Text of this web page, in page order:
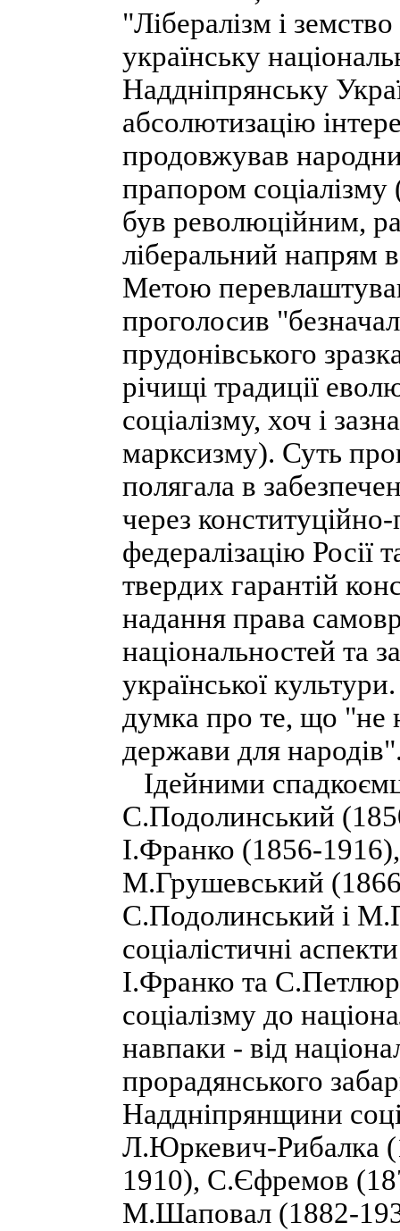
"Лібералізм і
українську
Наддніпрянську
абсолютизацію
продовжував
прапором
був революційним,
ліберальний напрям
Метою
проголосив
прудонівського
річищі традиції
соціалізму, хоч і
марксизму). Суть
полягала в
через
федералізацію
твердих гарантій
надання права
національностей та
української
думка про те, що "не
держави для
Ідейними
С.Подолинський
І.Франко (1856-
М.Грушевський
С.Подолинський і
соціалістичні
І.Франко та
соціалізму до
навпаки - від
прорадянського
Наддніпрянщини
Л.Юркевич-Рибалка
1910), С.Єфремов
М.Шаповал (1882-